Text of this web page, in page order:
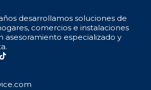
desarrollamos soluciones de
comercios e instalaciones
asesoramiento especializado y